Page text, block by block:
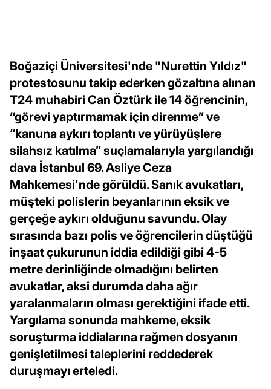
Boğaziçi Üniversitesi'nde "Nurettin Yıldız"
protestosunu takip ederken gözaltına alınan
T24 muhabiri Can Öztürk ile 14 öğrencinin,
“görevi yaptırmamak için direnme” ve
“kanuna aykırı toplantı ve yürüyüşlere
silahsız katılma” suçlamalarıyla yargılandığı
dava İstanbul 69. Asliye Ceza
Mahkemesi'nde görüldü. Sanık avukatları,
müşteki polislerin beyanlarının eksik ve
gerçeğe aykırı olduğunu savundu. Olay
sırasında bazı polis ve öğrencilerin düştüğü
inşaat çukurunun iddia edildiği gibi 4-5
metre derinliğinde olmadığını belirten
avukatlar, aksi durumda daha ağır
yaralanmaların olması gerektiğini ifade etti.
Yargılama sonunda mahkeme, eksik
soruşturma iddialarına rağmen dosyanın
genişletilmesi taleplerini reddederek
duruşmayı erteledi.